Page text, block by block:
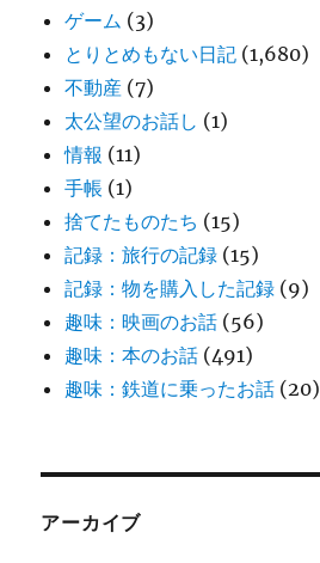
ゲーム (3)
とりとめもない日記 (1,680)
不動産 (7)
太公望のお話し (1)
情報 (11)
手帳 (1)
捨てたものたち (15)
記録：旅行の記録 (15)
記録：物を購入した記録 (9)
趣味：映画のお話 (56)
趣味：本のお話 (491)
趣味：鉄道に乗ったお話 (20)
アーカイブ